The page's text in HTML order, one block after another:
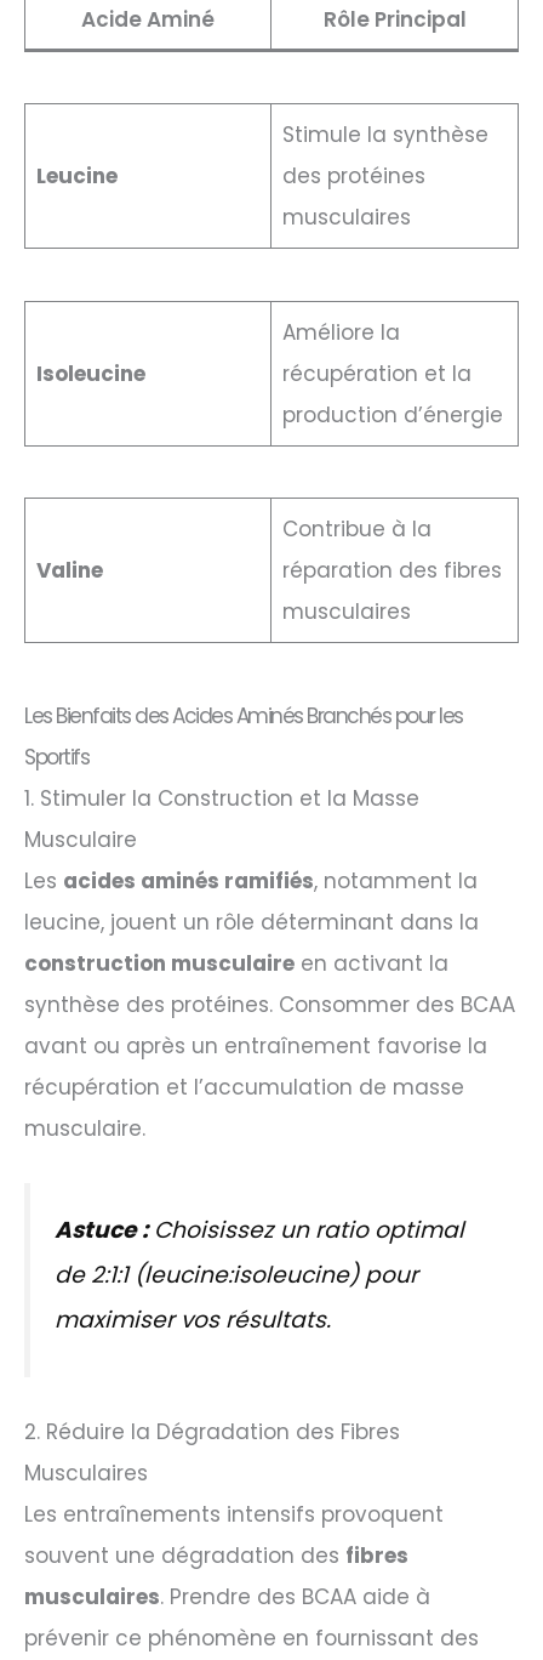
Acide Aminé Rôle Principal
Leucine
Stimule la synthèse
des protéines
musculaires
Isoleucine
Améliore la
récupération et la
production d’énergie
Valine
Contribue à la
réparation des fibres
musculaires
Les Bienfaits des Acides Aminés Branchés pour les
Sportifs
1. Stimuler la Construction et la Masse
Musculaire
Les acides aminés ramifiés, notamment la
leucine, jouent un rôle déterminant dans la
construction musculaire en activant la
synthèse des protéines. Consommer des BCAA
avant ou après un entraînement favorise la
récupération et l’accumulation de masse
musculaire.
Astuce :Choisissez un ratio optimal
de 2:1:1 (leucine:isoleucine) pour
maximiser vos résultats.
2. Réduire la Dégradation des Fibres
Musculaires
Les entraînements intensifs provoquent
souvent une dégradation des fibres
musculaires. Prendre des BCAA aide à
prévenir ce phénomène en fournissant des